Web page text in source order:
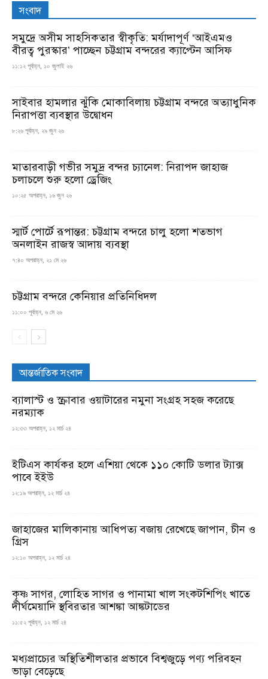
সংবাদ
সমুদ্রে অসীম সাহসিকতার স্বীকৃতি: মর্যাদাপূর্ণ ‘আইএমও
বীরত্ব পুরস্কার’ পাচ্ছেন চট্টগ্রাম বন্দরের ক্যাপ্টেন আসিফ
১১:১২ পূর্বাহ্ন, ১০ জুলাই ২৬
সাইবার হামলার ঝুঁকি মোকাবিলায় চট্টগ্রাম বন্দরে অত্যাধুনিক
নিরাপত্তা ব্যবস্থার উদ্বোধন
৮:২৬ পূর্বাহ্ন, ২৯ জুন ২৬
মাতারবাড়ী গভীর সমুদ্র বন্দর চ্যানেল: নিরাপদ জাহাজ
চলাচলে শুরু হলো ড্রেজিং
১০:২৫ অপরাহ্ন, ১৬ জুন ২৬
স্মার্ট পোর্টে রূপান্তর: চট্টগ্রাম বন্দরে চালু হলো শতভাগ
অনলাইন রাজস্ব আদায় ব্যবস্থা
৭:৪০ অপরাহ্ন, ২১ মে ২৬
চট্টগ্রাম বন্দরে কেনিয়ার প্রতিনিধিদল
১১:০০ পূর্বাহ্ন, ৬ মে ২৬
আন্তর্জাতিক সংবাদ
ব্যালাস্ট ও স্ক্রাবার ওয়াটারের নমুনা সংগ্রহ সহজ করেছে
নরম্যাক
১২:৩৩ অপরাহ্ন, ১২ মার্চ ২৪
ইটিএস কার্যকর হলে এশিয়া থেকে ১১০ কোটি ডলার ট্যাক্স
পাবে ইইউ
১২:১৯ অপরাহ্ন, ১২ মার্চ ২৪
জাহাজের মালিকানায় আধিপত্য বজায় রেখেছে জাপান, চীন ও
গ্রিস
১২:১০ অপরাহ্ন, ১২ মার্চ ২৪
কৃষ্ণ সাগর, লোহিত সাগর ও পানামা খাল সংকটশিপিং খাতে
দীর্ঘমেয়াদি স্থবিরতার আশঙ্কা আঙ্কটাডের
১১:৫২ পূর্বাহ্ন, ১২ মার্চ ২৪
মধ্যপ্রাচ্যের অস্থিতিশীলতার প্রভাবে বিশ্বজুড়ে পণ্য পরিবহন
ভাড়া বেড়েছে